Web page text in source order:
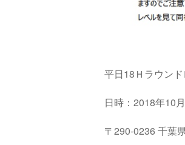
平日18Ｈラウン
日時：2018年10
〒290-0236 千葉